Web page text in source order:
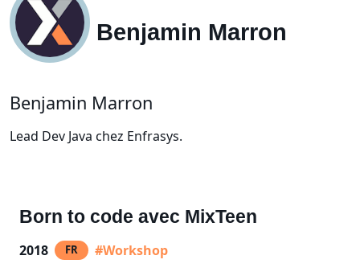
Benjamin Marron
Benjamin Marron
Lead Dev Java chez Enfrasys.
Born to code avec MixTeen
2018 FR
#Workshop